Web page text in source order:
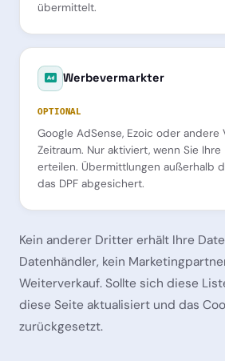
übermittelt.
Werbevermarkter
OPTIONAL
Google AdSense, Ezoic oder andere
Zeitraum. Nur aktiviert, wenn Sie Ihre
erteilen. Übermittlungen außerhalb
das DPF abgesichert.
Kein anderer Dritter erhält Ihre
Datenhändler, kein
Weiterverkauf. Sollte sich diese
diese Seite aktualisiert und das
zurückgesetzt.